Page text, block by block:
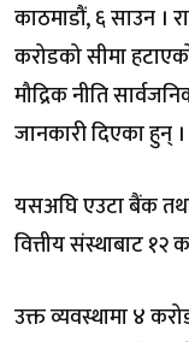
काठमाडौं, ६ साउन ।
करोडको सीमा
मौद्रिक नीति
जानकारी दिएका हुन् ।
यसअघि एउटा बैंक
वित्तीय संस्थाबाट १२
उक्त व्यवस्थामा ४